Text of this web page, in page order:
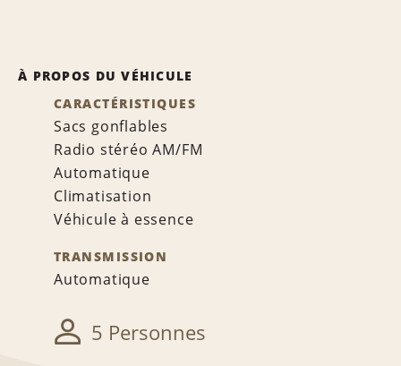
À PROPOS DU VÉHICULE
CARACTÉRISTIQUES
Sacs gonflables
Radio stéréo AM/FM
Automatique
Climatisation
Véhicule à essence
TRANSMISSION
Automatique
5 Personnes